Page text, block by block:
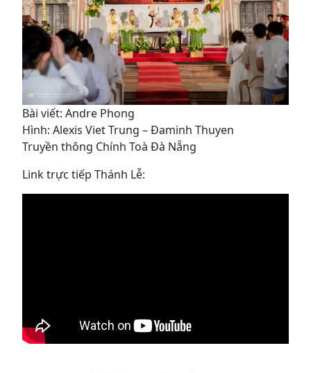
Bài viết: Andre Phong
Hình: Alexis Viet Trung – Đaminh Thuyen
Truyền thông Chính Toà Đà Nẵng
Link trực tiếp Thánh Lễ: